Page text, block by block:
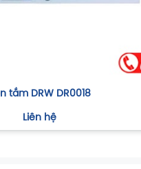
tắm DRW DR0018
Liên hệ